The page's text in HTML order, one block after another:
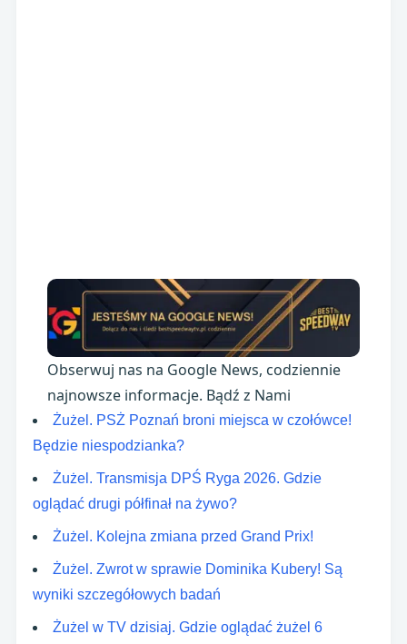
Obserwuj nas na Google News, codziennie
najnowsze informacje. Bądź z Nami
Żużel. PSŻ Poznań broni miejsca w czołówce!
Będzie niespodzianka?
Żużel. Transmisja DPŚ Ryga 2026. Gdzie
oglądać drugi półfinał na żywo?
Żużel. Kolejna zmiana przed Grand Prix!
Żużel. Zwrot w sprawie Dominika Kubery! Są
wyniki szczegółowych badań
Żużel w TV dzisiaj. Gdzie oglądać żużel 6